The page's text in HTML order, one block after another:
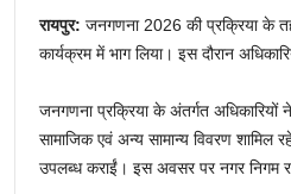
रायपुर: जनगणना 2026 की प्रक्रिया के
कार्यक्रम में भाग लिया। इस दौरान
जनगणना प्रक्रिया के अंतर्गत अधिकारियों ने
सामाजिक एवं अन्य सामान्य विवरण
उपलब्ध कराईं। इस अवसर पर नगर निगम